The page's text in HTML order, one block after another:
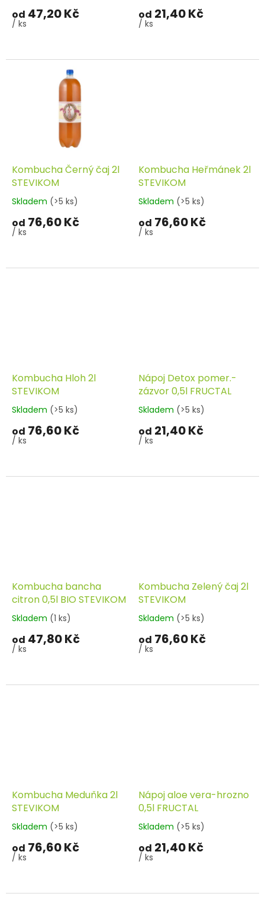
od 47,20 Kč
/ ks
od 21,40 Kč
/ ks
Kombucha Černý čaj 2l
STEVIKOM
Skladem (>5 ks)
od 76,60 Kč
/ ks
Kombucha Heřmánek 2l
STEVIKOM
Skladem (>5 ks)
od 76,60 Kč
/ ks
Kombucha Hloh 2l
STEVIKOM
Skladem (>5 ks)
od 76,60 Kč
/ ks
Nápoj Detox pomer.-
zázvor 0,5l FRUCTAL
Skladem (>5 ks)
od 21,40 Kč
/ ks
Kombucha bancha
citron 0,5l BIO STEVIKOM
Skladem (1 ks)
od 47,80 Kč
/ ks
Kombucha Zelený čaj 2l
STEVIKOM
Skladem (>5 ks)
od 76,60 Kč
/ ks
Kombucha Meduňka 2l
STEVIKOM
Skladem (>5 ks)
od 76,60 Kč
/ ks
Nápoj aloe vera-hrozno
0,5l FRUCTAL
Skladem (>5 ks)
od 21,40 Kč
/ ks